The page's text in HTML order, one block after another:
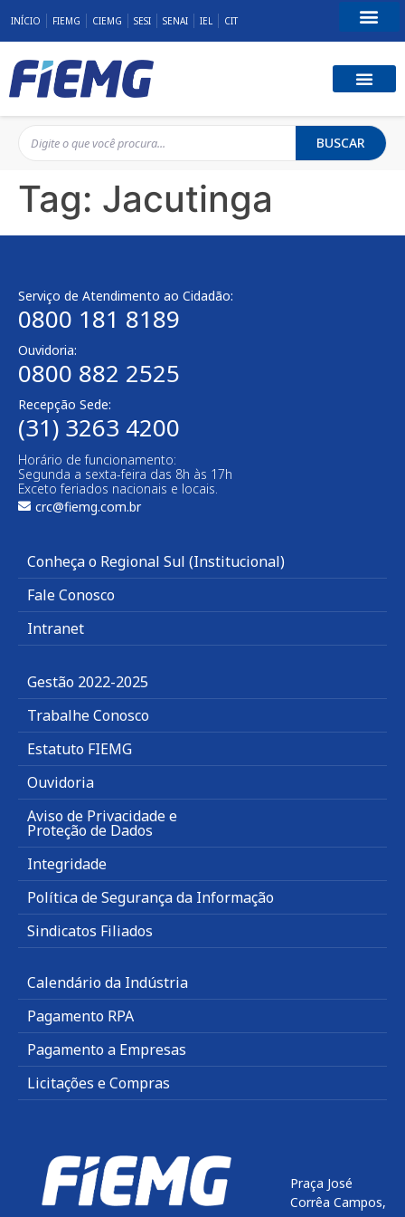
INÍCIO FIEMG CIEMG SESI SENAI IEL CIT
BUSCAR
Tag: Jacutinga
Serviço de Atendimento ao Cidadão:
0800 181 8189
Ouvidoria:
0800 882 2525
Recepção Sede:
(31) 3263 4200
Horário de funcionamento:
Segunda a sexta-feira das 8h às 17h
Exceto feriados nacionais e locais.
crc@fiemg.com.br
Conheça o Regional Sul (Institucional)
Fale Conosco
Intranet
Gestão 2022-2025
Trabalhe Conosco
Estatuto FIEMG
Ouvidoria
Aviso de Privacidade e
Proteção de Dados
Integridade
Política de Segurança da Informação
Sindicatos Filiados
Calendário da Indústria
Pagamento RPA
Pagamento a Empresas
Licitações e Compras
Praça José
Corrêa Campos,